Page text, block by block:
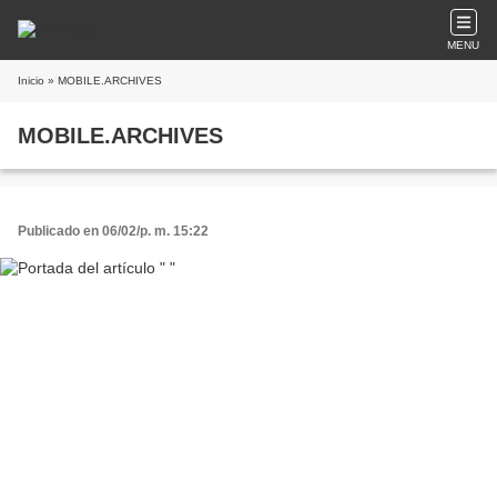
MENU
Inicio » MOBILE.ARCHIVES
MOBILE.ARCHIVES
Publicado en 06/02/p. m. 15:22